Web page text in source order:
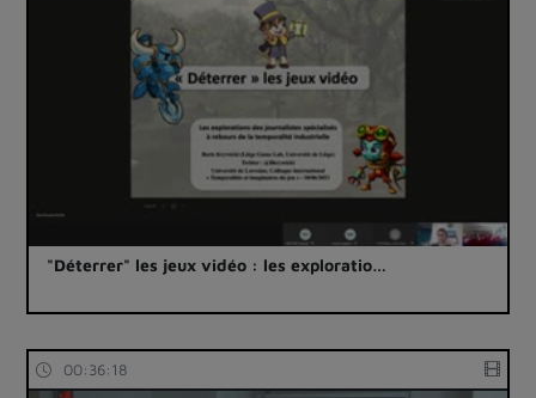
"Déterrer" les jeux vidéo : les exploratio…
00:36:18